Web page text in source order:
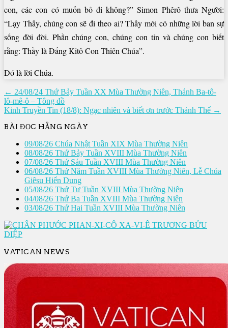
con, các con có muốn bỏ đi không?” Simon Phêrô thưa Người:
“Lạy Thầy, chúng con sẽ đi theo ai? Thầy mới có những lời ban sự
sống đời đời. Phần chúng con, chúng con tin và chúng con biết
rằng: Thầy là Ðấng Kitô Con Thiên Chúa”.
Ðó là lời Chúa.
Điều
hướng
bài
viết
← 24/08/24 Thứ Bảy Tuần XX Mùa Thường Niên, Thánh Ba-tô-
lô-mê-ô – Tông đồ
Kinh Truyền Tin (18/8): Ngạc nhiên và biết ơn trước Thánh Thể →
BÀI ĐỌC HẰNG NGÀY
09/08/26 Chúa Nhật Tuần XIX Mùa Thường Niên
08/08/26 Thứ Bảy Tuần XVIII Mùa Thường Niên
07/08/26 Thứ Sáu Tuần XVIII Mùa Thường Niên
06/08/26 Thứ Năm Tuần XVIII Mùa Thường Niên, Lễ Chúa
Giêsu Hiển Dung
05/08/26 Thứ Tư Tuần XVIII Mùa Thường Niên
04/08/26 Thứ Ba Tuần XVIII Mùa Thường Niên
03/08/26 Thứ Hai Tuần XVIII Mùa Thường Niên
VATICAN NEWS